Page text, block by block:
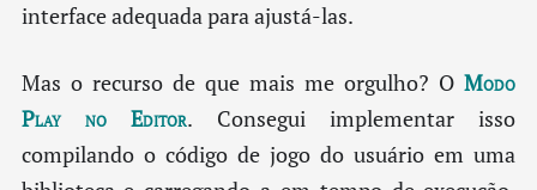
interface adequada para ajustá-las.
Mas o recurso de que mais me orgulho? OModo
Play no Editor. Consegui implementar isso
compilando o código de jogo do usuário em uma